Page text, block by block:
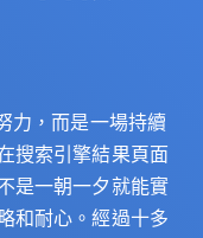
力，而是一場持續
搜索引擎結果頁面
是一朝一夕就能實
和耐心。經過十多